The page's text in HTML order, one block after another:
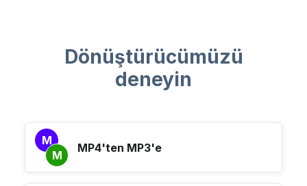
Dönüştürücümüzü
deneyin
M
M
MP4'ten MP3'e